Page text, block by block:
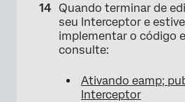
Quando terminar de
seu Interceptor e
implementar o código
consulte:
Ativando eamp;
Interceptor